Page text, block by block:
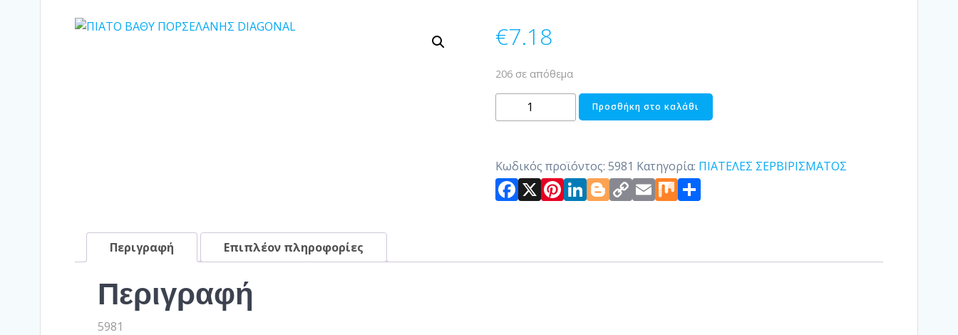
€7.18
206 σε απόθεμα
ΠΙΑΤΟ
BAΘΥ
ποσότητα
Προσθήκη στο καλάθι
Κωδικός προϊόντος: 5981 Κατηγορία: ΠΙΑΤΕΛΕΣ ΣΕΡΒΙΡΙΣΜΑΤΟΣ
Facebook
X Pinterest
LinkedIn
Blogger
Copy
Link
Email
MixΜοιραστείτε
Περιγραφή Επιπλέον πληροφορίες
Περιγραφή
5981